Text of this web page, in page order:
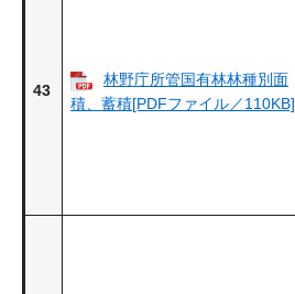
43
林野庁所管国有林林種別面
積、蓄積[PDFファイル／110KB]